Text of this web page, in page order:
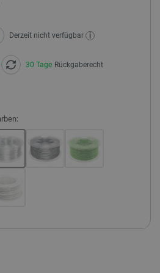
Derzeit nicht verfügbar i
30 Tage Rückgaberecht